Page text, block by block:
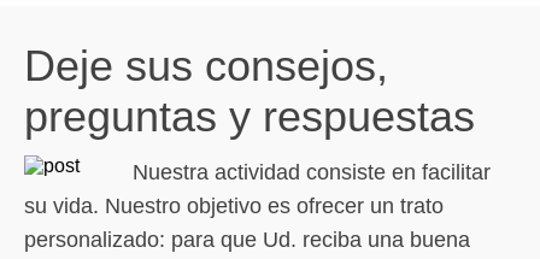
Deje sus consejos,
preguntas y respuestas
Nuestra actividad consiste en facilitar
su vida. Nuestro objetivo es ofrecer un trato
personalizado: para que Ud. reciba una buena